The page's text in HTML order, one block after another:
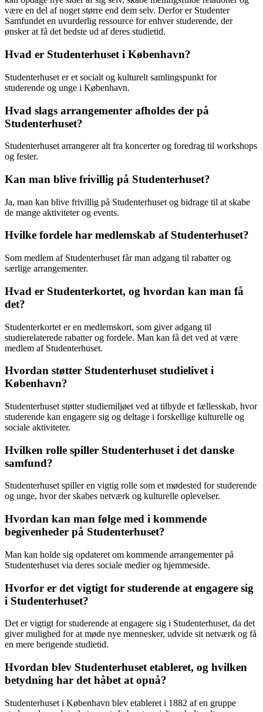
være en del af noget større end dem selv. Derfor er Studenter
Samfundet en uvurderlig ressource for enhver studerende, der
ønsker at få det bedste ud af deres studietid.
Hvad er Studenterhuset i København?
Studenterhuset er et socialt og kulturelt samlingspunkt for
studerende og unge i København.
Hvad slags arrangementer afholdes der på
Studenterhuset?
Studenterhuset arrangerer alt fra koncerter og foredrag til workshops
og fester.
Kan man blive frivillig på Studenterhuset?
Ja, man kan blive frivillig på Studenterhuset og bidrage til at skabe
de mange aktiviteter og events.
Hvilke fordele har medlemskab af Studenterhuset?
Som medlem af Studenterhuset får man adgang til rabatter og
særlige arrangementer.
Hvad er Studenterkortet, og hvordan kan man få
det?
Studenterkortet er en medlemskort, som giver adgang til
studierelaterede rabatter og fordele. Man kan få det ved at være
medlem af Studenterhuset.
Hvordan støtter Studenterhuset studielivet i
København?
Studenterhuset støtter studiemiljøet ved at tilbyde et fællesskab, hvor
studerende kan engagere sig og deltage i forskellige kulturelle og
sociale aktiviteter.
Hvilken rolle spiller Studenterhuset i det danske
samfund?
Studenterhuset spiller en vigtig rolle som et mødested for studerende
og unge, hvor der skabes netværk og kulturelle oplevelser.
Hvordan kan man følge med i kommende
begivenheder på Studenterhuset?
Man kan holde sig opdateret om kommende arrangementer på
Studenterhuset via deres sociale medier og hjemmeside.
Hvorfor er det vigtigt for studerende at engagere sig
i Studenterhuset?
Det er vigtigt for studerende at engagere sig i Studenterhuset, da det
giver mulighed for at møde nye mennesker, udvide sit netværk og få
en mere berigende studietid.
Hvordan blev Studenterhuset etableret, og hvilken
betydning har det håbet at opnå?
Studenterhuset i København blev etableret i 1882 af en gruppe